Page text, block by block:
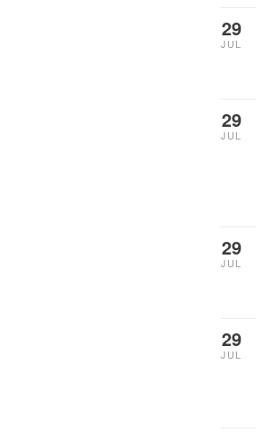
29
JUL
29
JUL
29
JUL
29
JUL